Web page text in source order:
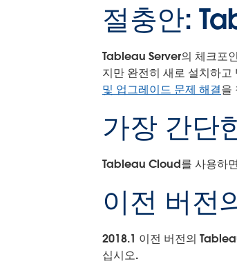
절충안:
Tableau Server의 체크포
지만 완전히 새로 설치하
및 업그레이드 문제 해결을
가장 간단
Tableau Cloud를 사용하
이전 버전
2018.1 이전 버전의
십시오.